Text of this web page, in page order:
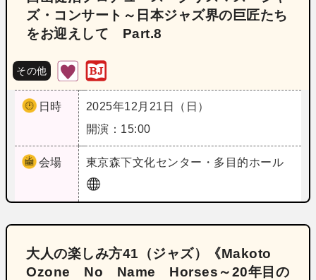
ズ・コンサート～日本ジャズ界の巨匠たち
をお迎えして Part.8
その他
日時
2025年12月21日（日）
開演：15:00
会場 東京森下文化センター・多目的ホール
大人の楽しみ方41（ジャズ）《Makoto
Ozone No Name Horses～20年目の